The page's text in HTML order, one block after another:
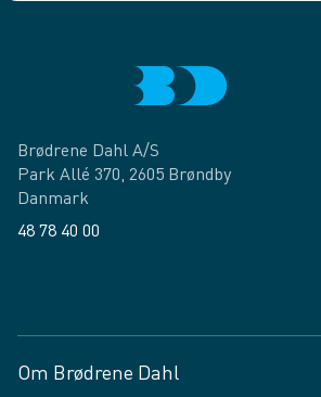
Brødrene Dahl A/S
Park Allé 370, 2605 Brøndby
Danmark
48 78 40 00
Om Brødrene Dahl